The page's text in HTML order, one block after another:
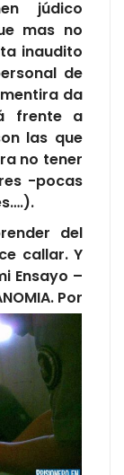
júdico
mas no
inaudito
de
da
frente a
las que
no tener
-pocas
del
callar. Y
Ensayo –
Por